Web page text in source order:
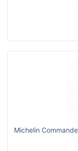
Michelin